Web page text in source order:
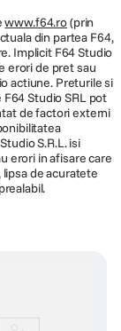
30/50/60 |
| 640×480@25/30 |
30
30 |
30 |
www.f64.ro(prin
din partea F64,
Implicit F64 Studio
erori de pret sau
actiune. Preturile si
Studio SRL pot
de factori externi
S.R.L. isi
erori in afisare care
de acuratete